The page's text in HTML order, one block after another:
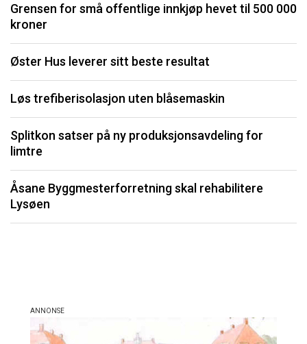
Grensen for små offentlige innkjøp hevet til 500 000
kroner
Øster Hus leverer sitt beste resultat
Løs trefiberisolasjon uten blåsemaskin
Splitkon satser på ny produksjonsavdeling for
limtre
Åsane Byggmesterforretning skal rehabilitere
Lysøen